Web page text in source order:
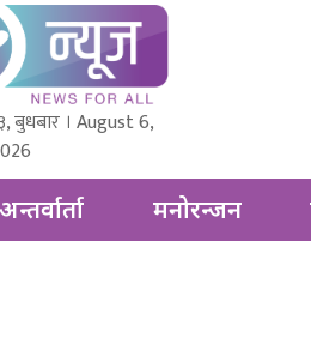
बुधबार । August 6,
अन्तर्वार्ता मनोरन्जन